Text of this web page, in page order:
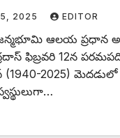
2025 EDITOR
ఆలయ ప్రధాన
‌ఫిబ్రవరి 12న
2025) ‌మెదడులో